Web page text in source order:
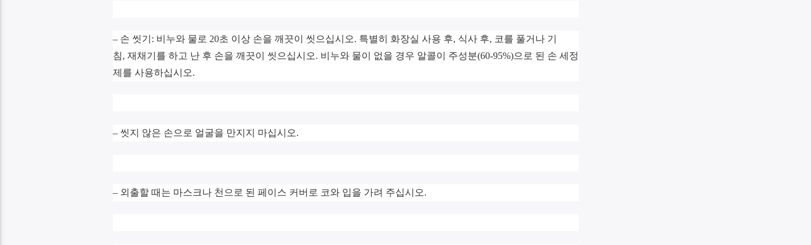
– 손 씻기: 비누와 물로 20초 이상 손을 깨끗이 씻으십시오. 특별히 화장실 사용 후, 식사 후, 코를 풀거나 기
침, 재채기를 하고 난 후 손을 깨끗이 씻으십시오. 비누와 물이 없을 경우 알콜이 주성분(60-95%)으로 된 손 세정
제를 사용하십시오.
– 씻지 않은 손으로 얼굴을 만지지 마십시오.
– 외출할 때는 마스크나 천으로 된 페이스 커버로 코와 입을 가려 주십시오.